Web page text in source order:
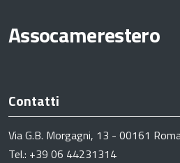
Assocamerestero
Contatti
Via G.B. Morgagni, 13 - 00161
Tel.: +39 06 44231314